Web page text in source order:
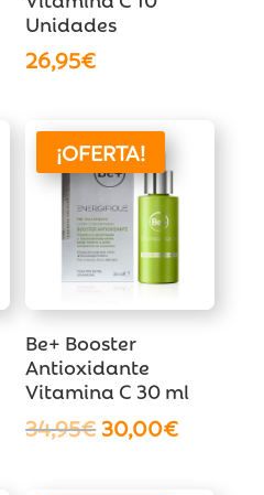
Unidades
26,95€
¡OFERTA!
Be+ Booster
Antioxidante
Vitamina C 30 ml
34,95€El
30,00€El